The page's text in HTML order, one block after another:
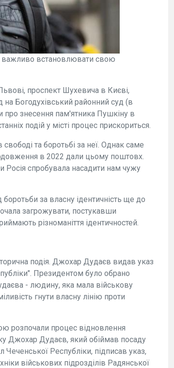
важливо встановлювати свою
проспект Шухевича в Києві,
Богодухівський районний суд (в
про знесення пам'ятника Пушкіну в
подій у місті процес прискориться.
та боротьбі за неї. Однак саме
в 2022 дали цьому поштовх.
Росія спробувала насадити нам чужу
за власну ідентичність ще до
загрожувати, постукавши
різноманіття ідентичностей.
подія. Джохар Дудаєв видав указ
Президентом було обрано
- людину, яка мала військову
гнути власну лінію проти
розпочали процес відновлення
Джохар Дудаєв, який обіймав посаду
Республіки, підписав указ,
військових підрозділів Радянської